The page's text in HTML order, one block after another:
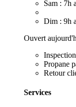
Sam : 7h
Dim : 9h
Ouvert
Propane
Retour
Services